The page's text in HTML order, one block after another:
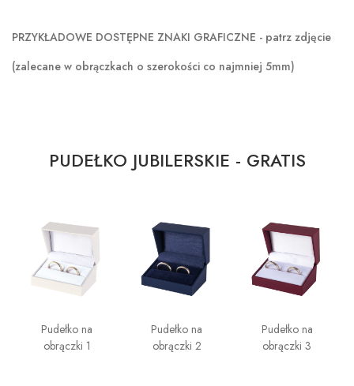
PRZYKŁADOWE DOSTĘPNE ZNAKI GRAFICZNE - patrz zdjęcie
(zalecane w obrączkach o szerokości co najmniej 5mm)
PUDEŁKO JUBILERSKIE - GRATIS
Pudełko na
obrączki 1
Pudełko na
obrączki 2
Pudełko na
obrączki 3